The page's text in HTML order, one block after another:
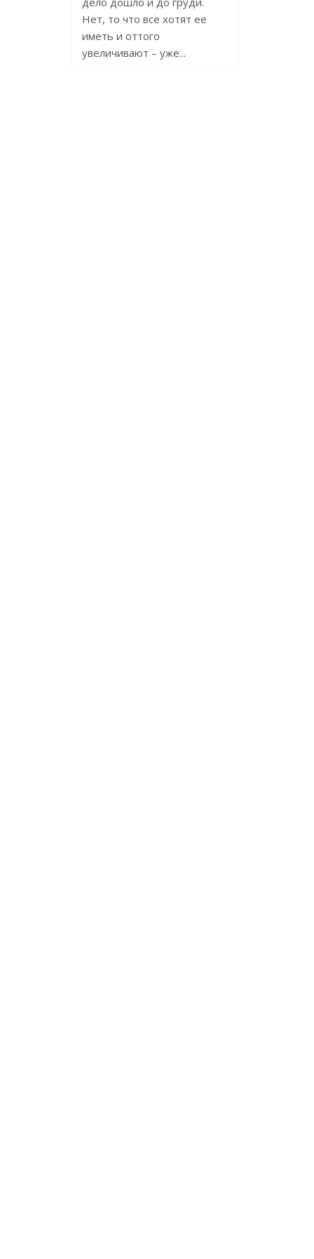
Нет, то что все хотят ее
иметь и оттого
увеличивают – уже...